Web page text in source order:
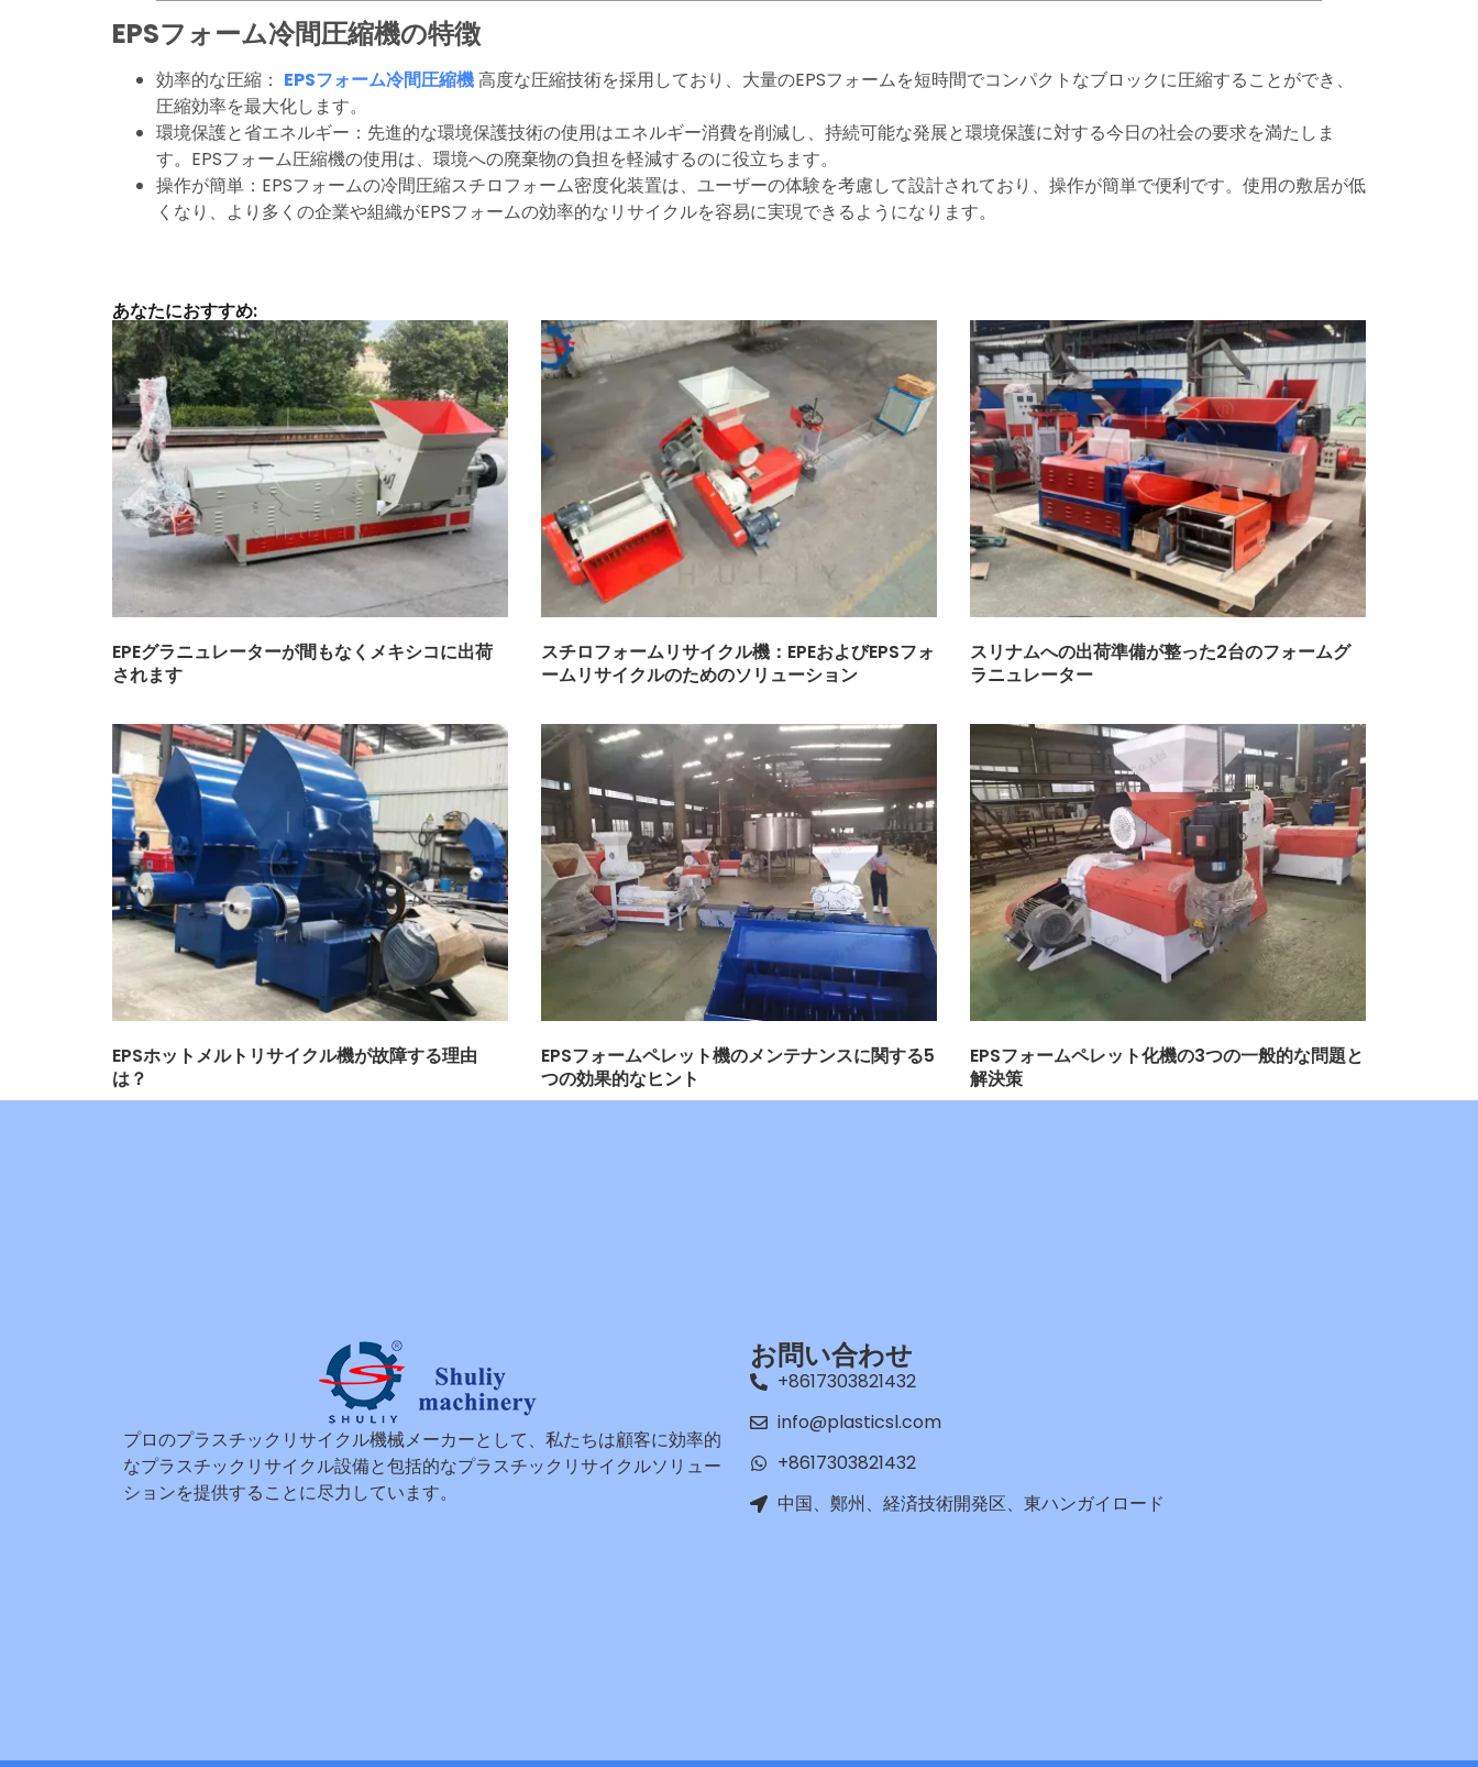
EPSフォーム冷間圧縮機の特徴
効率的な圧縮： EPSフォーム冷間圧縮機高度な圧縮技術を採用しており、大量のEPSフォームを短時間でコンパクトなブロックに圧縮することができ、
圧縮効率を最大化します。
環境保護と省エネルギー：先進的な環境保護技術の使用はエネルギー消費を削減し、持続可能な発展と環境保護に対する今日の社会の要求を満たしま
す。EPSフォーム圧縮機の使用は、環境への廃棄物の負担を軽減するのに役立ちます。
操作が簡単：EPSフォームの冷間圧縮スチロフォーム密度化装置は、ユーザーの体験を考慮して設計されており、操作が簡単で便利です。使用の敷居が低
くなり、より多くの企業や組織がEPSフォームの効率的なリサイクルを容易に実現できるようになります。
あなたにおすすめ:
EPEグラニュレーターが間もなくメキシコに出荷
されます
スチロフォームリサイクル機：EPEおよびEPSフォ
ームリサイクルのためのソリューション
スリナムへの出荷準備が整った2台のフォームグ
ラニュレーター
EPSホットメルトリサイクル機が故障する理由
は？
EPSフォームペレット機のメンテナンスに関する5
つの効果的なヒント
EPSフォームペレット化機の3つの一般的な問題と
解決策
プロのプラスチックリサイクル機械メーカーとして、私たちは顧客に効率的
なプラスチックリサイクル設備と包括的なプラスチックリサイクルソリュー
ションを提供することに尽力しています。
お問い合わせ
+8617303821432
info@plasticsl.com
+8617303821432
中国、鄭州、経済技術開発区、東ハンガイロード